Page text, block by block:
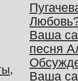
Ваша
песня
Ваша